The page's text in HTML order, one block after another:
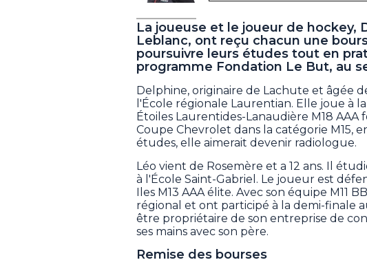
La joueuse et le joueur de hockey,
Leblanc, ont reçu chacun une
poursuivre leurs études tout en
programme Fondation Le But, au
Delphine, originaire de Lachute et âgée
l'École régionale Laurentian. Elle joue à
Étoiles Laurentides-Lanaudière M18
Coupe Chevrolet dans la catégorie M15,
études, elle aimerait devenir radiologue.
Léo vient de Rosemère et a 12 ans. Il
à l'École Saint-Gabriel. Le joueur est
Iles M13 AAA élite. Avec son équipe
régional et ont participé à la demi-finale
être propriétaire de son entreprise de
ses mains avec son père.
Remise des bourses